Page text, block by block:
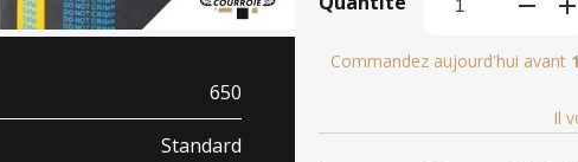
650
Standard
Commandez aujourd'hui avant
Il